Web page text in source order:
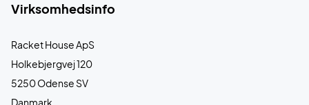
Virksomhedsinfo
Racket House ApS
Holkebjergvej 120
5250 Odense SV